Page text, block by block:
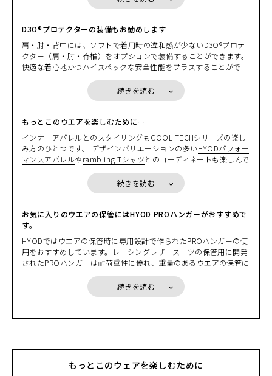
アルとして、夏場の熱中症対策にも効果を発揮します。
性にすぐれたメッシュ素材を採用しています。ブラック/ブラック
はパターンの異なるワッフル調生地になります。
D3O®プロテクターの装備もお勧めします
肩・肘・背中には、ソフトで着用時の違和感が少ないD3O®プロテ
クター（肩・肘・脊椎）をオプションで装備することができます。
快適な着心地かつハイスペックな安全性能をプラスすることがで
規格」をクリアしています。
D3O®プロテクターはとても柔軟で体の動きに馴染むため、ウエア
ぜひおすすめしたい装備です。
すでにD3O®プロテクターを装備したHYODジャケットをお持ちの
方は、お持ちのジャケットからプロテクターを取り出して装着する
こともできます。
＊胸部のプロテクション効果を高めるには、「HYOD D3O® AIR CH
」やセパレートタイプの「 HYOD D3O® AIR CHE
また、バックボーン（脊椎）にオプションの
D3O® VIPER STEALTH
バックボーンプロテクターを装備することで、脊椎部分のプロテク
ション効果を高めることができます。
HYOD D3O® AIR CHEST PROTECTOR：通気性と安全性を両立した
ワンピースタイプのD3O® チェストプロテクター
HYOD D3O® AIR CHEST PROTECTOR Separate
性、使い勝手に優れたセパレートタイプのD3O® チェストプロテク
とD3O®の2重構造。ワンランク上のCE規格LEVEL２認証モデル
クリア
続きを読む
もっとこのウエアを楽しむために…
インナーアパレルとのスタイリングもCOOL TECHシリーズの楽し
み方のひとつです。 デザインバリエーションの多いHYODパフォー
マンスアパレルやrambling Tシャツとのコーディネートも楽しんで
を採用していますので、サラッとした心地よい着用感が体感いただ
ツーリングユースには、好評のUNiON COOLを採用したインナー
「UNiON COOL UNDER SHIRTS
るのがおすすめです。驚くほど涼しく、ほどよい着圧感があり、快
適に感じられます。
続きを読む
お気に入りのウエアの保管にはHYOD PROハンガーがおすすめで
す。
HYODではウエアの保管時に専用設計で作られたPROハンガーの使
用をおすすめしています。レーシングレザースーツの保管用に開発
されたPROハンガーは耐荷重性に優れ、重量のあるウエアの保管に
利用できるビクともしないヘビーデューティな作りが自慢です。ぜ
ひ大切なウエアの保管時にご利用ください。
続きを読む
もっとこのウェアを楽しむために